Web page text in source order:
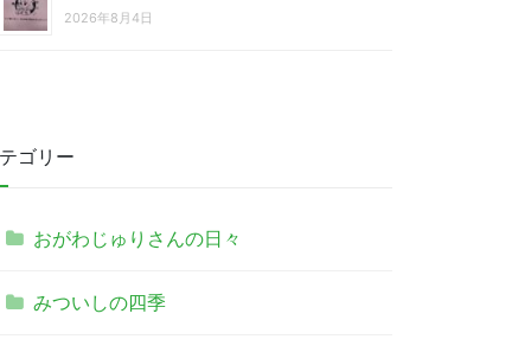
2026年8月4日
ゴリー
おがわじゅりさんの日々
みついしの四季